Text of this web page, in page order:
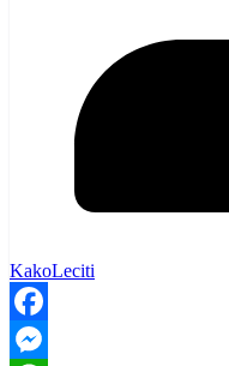
KakoLeciti
Facebook